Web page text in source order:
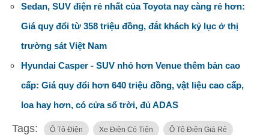
Sedan, SUV điện rẻ nhất của Toyota nay càng rẻ hơn:
Giá quy đổi từ 358 triệu đồng, đắt khách kỷ lục ở thị
trường sát Việt Nam
Hyundai Casper - SUV nhỏ hơn Venue thêm bản cao
cấp: Giá quy đổi hơn 640 triệu đồng, vật liệu cao cấp,
loa hay hơn, có cửa sổ trời, đủ ADAS
Tags: Ô Tô Điện Xe Điện Có Tiện Ô Tô Điện Giá Rẻ